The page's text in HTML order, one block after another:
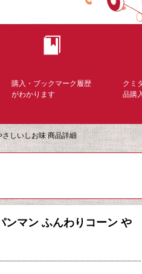
購入・ブックマーク履歴
がわかります
クミ
品購
しいしお味 商品詳細
ンマン ふんわりコーン や